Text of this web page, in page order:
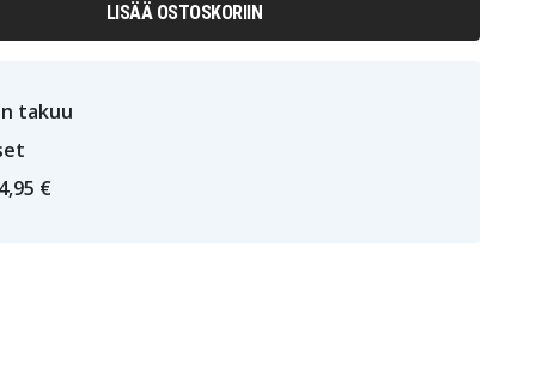
LISÄÄ OSTOSKORIIN
takuu
€